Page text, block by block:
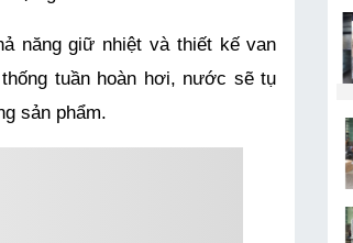
năng giữ nhiệt và thiết kế van
tuần hoàn hơi, nước sẽ tụ
sản phẩm.